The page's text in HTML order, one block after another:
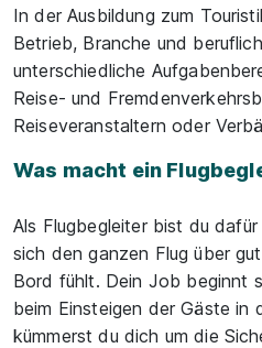
In der Ausbildung zum
Betrieb, Branche und
unterschiedliche
Reise- und
Reiseveranstaltern oder
Was macht ein
Als Flugbegleiter bist du
sich den ganzen Flug über
Bord fühlt. Dein Job beginnt
beim Einsteigen der Gäste in
kümmerst du dich um die